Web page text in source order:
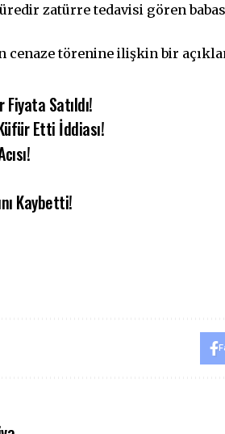
zatürre tedavisi gören
cenaze törenine ilişkin bir
Satıldı!
Etti İddiası!
Kaybetti!